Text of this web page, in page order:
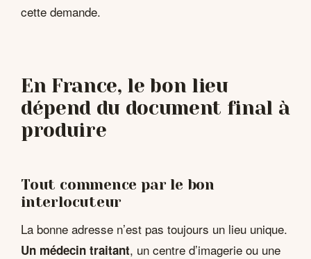
cette demande.
En France, le bon lieu
dépend du document final à
produire
Tout commence par le bon
interlocuteur
La bonne adresse n’est pas toujours un lieu unique.
Un médecin traitant, un centre d’imagerie ou une